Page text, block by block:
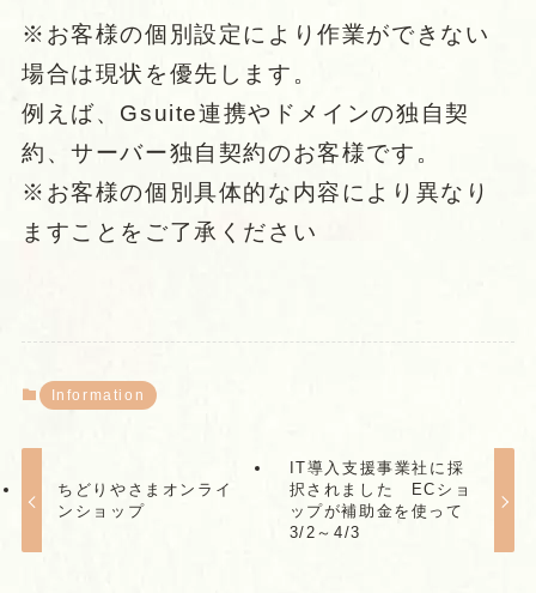
※お客様の個別設定により作業ができない
場合は現状を優先します。
例えば、Gsuite連携やドメインの独自契
約、サーバー独自契約のお客様です。
※お客様の個別具体的な内容により異なり
ますことをご了承ください
Information
ちどりやさまオンライ
ンショップ
IT導入支援事業社に採
択されました ECショ
ップが補助金を使って
3/2～4/3